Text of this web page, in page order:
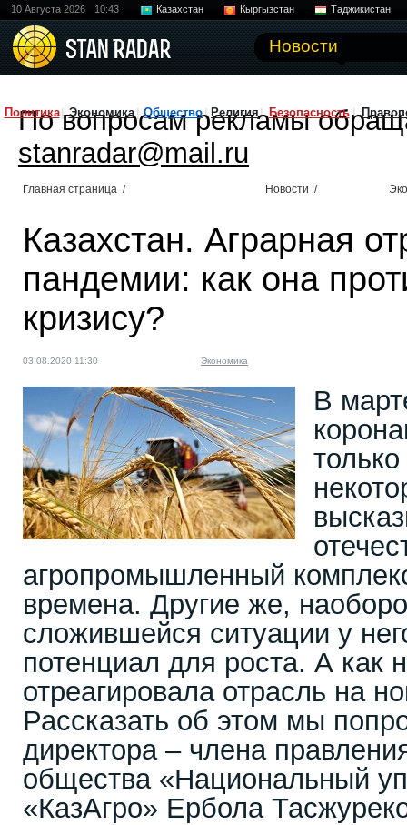
10 Августа 2026 10:43 Казахстан Кыргызстан Таджикистан
Новости
Политика Экономика Общество Религия Безопасность
По вопросам рекламы
stanradar@mail.ru
Главная страница / Новости /
Казахстан. Аграрная
пандемии: как она
кризису?
03.08.2020 11:30 Экономика
В
агропромышленный
времена. Другие же,
сложившейся ситуации у
потенциал для роста. А как
отреагировала отрасль на
Рассказать об этом мы
директора – члена
общества «Национальный
«КазАгро» Ербола